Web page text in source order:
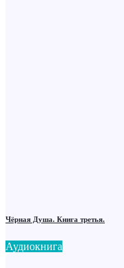
Чёрная Душа. Книга третья.
Аудиокнига